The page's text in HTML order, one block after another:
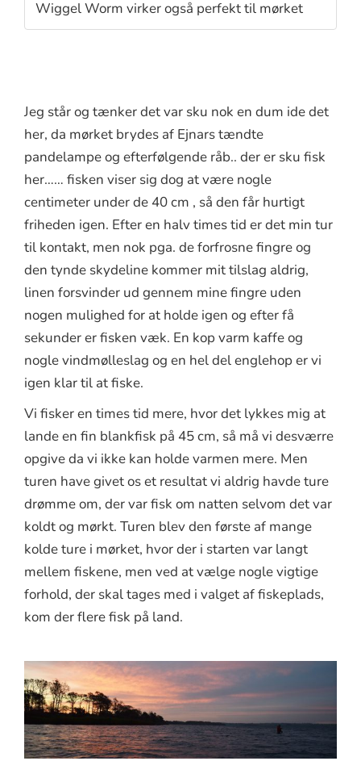
Wiggel Worm virker også perfekt til mørket
Jeg står og tænker det var sku nok en dum ide det
her, da mørket brydes af Ejnars tændte
pandelampe og efterfølgende råb.. der er sku fisk
her…… fisken viser sig dog at være nogle
centimeter under de 40 cm , så den får hurtigt
friheden igen. Efter en halv times tid er det min tur
til kontakt, men nok pga. de forfrosne fingre og
den tynde skydeline kommer mit tilslag aldrig,
linen forsvinder ud gennem mine fingre uden
nogen mulighed for at holde igen og efter få
sekunder er fisken væk. En kop varm kaffe og
nogle vindmølleslag og en hel del englehop er vi
igen klar til at fiske.
Vi fisker en times tid mere, hvor det lykkes mig at
lande en fin blankfisk på 45 cm, så må vi desværre
opgive da vi ikke kan holde varmen mere. Men
turen have givet os et resultat vi aldrig havde ture
drømme om, der var fisk om natten selvom det var
koldt og mørkt. Turen blev den første af mange
kolde ture i mørket, hvor der i starten var langt
mellem fiskene, men ved at vælge nogle vigtige
forhold, der skal tages med i valget af fiskeplads,
kom der flere fisk på land.